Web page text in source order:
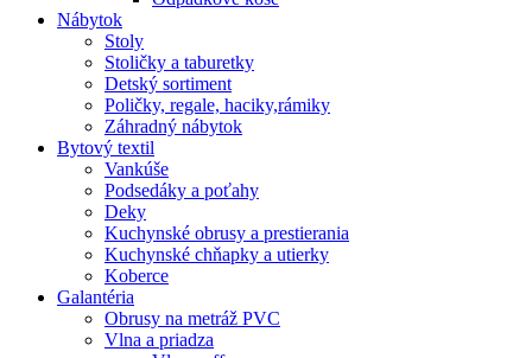
Nábytok
Stoly
Stoličky a taburetky
Detský sortiment
Poličky, regale, haciky,rámiky
Záhradný nábytok
Bytový textil
Vankúše
Podsedáky a poťahy
Deky
Kuchynské obrusy a prestierania
Kuchynské chňapky a utierky
Koberce
Galantéria
Obrusy na metráž PVC
Vlna a priadza